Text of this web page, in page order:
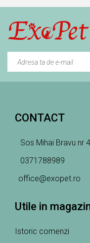
CONTACT
Sos Mihai Bravu nr
0371788989
office@exopet.ro
Utile in
Istoric comenzi